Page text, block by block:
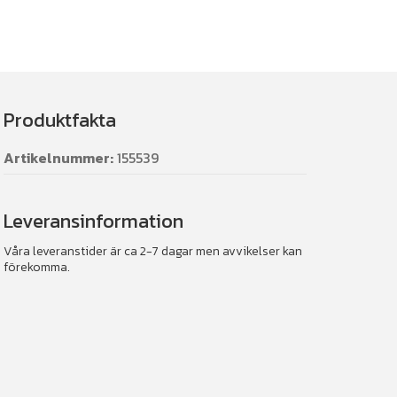
Produktfakta
Artikelnummer:155539
Leveransinformation
Våra leveranstider är ca 2-7 dagar men avvikelser kan
förekomma.